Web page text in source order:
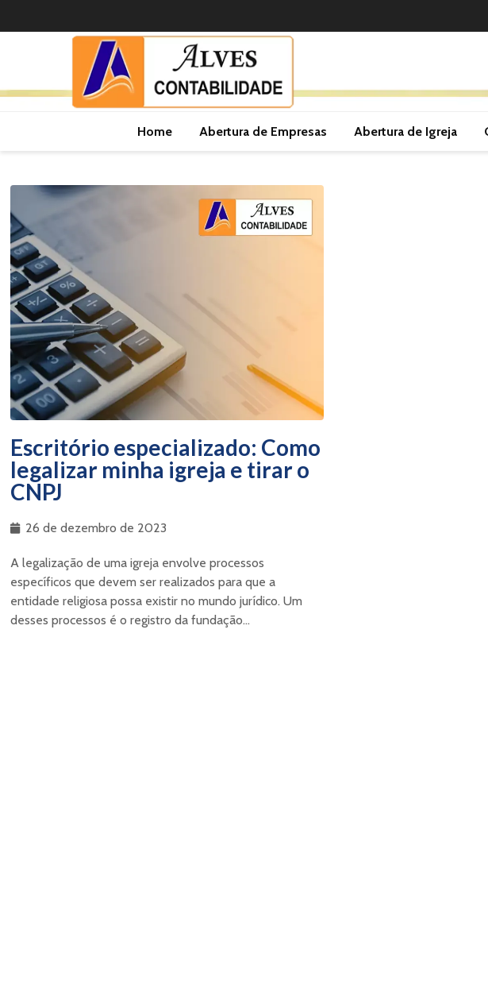
Home Abertura de Empresas Abertura de Igreja
Escritório especializado: Como
legalizar minha igreja e tirar o
CNPJ
26 de dezembro de 2023
A legalização de uma igreja envolve processos
específicos que devem ser realizados para que a
entidade religiosa possa existir no mundo jurídico. Um
desses processos é o registro da fundação...